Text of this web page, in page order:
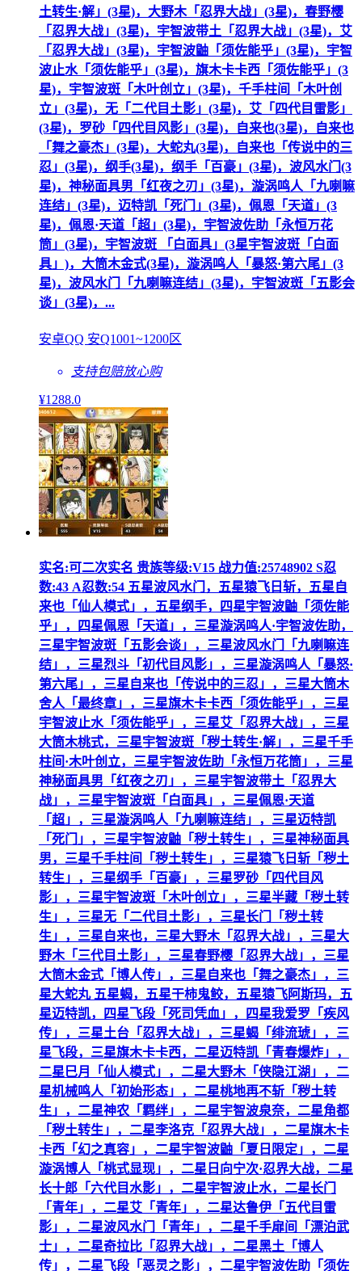
土转生·解」(3星)，大野木「忍界大战」(3星)，春野樱
「忍界大战」(3星)，宇智波带土「忍界大战」(3星)，艾
「忍界大战」(3星)，宇智波鼬「须佐能乎」(3星)，宇智
波止水「须佐能乎」(3星)，旗木卡卡西「须佐能乎」(3
星)，宇智波斑「木叶创立」(3星)，千手柱间「木叶创
立」(3星)，无「二代目土影」(3星)，艾「四代目雷影」
(3星)，罗砂「四代目风影」(3星)，自来也(3星)，自来也
「舞之豪杰」(3星)，大蛇丸(3星)，自来也「传说中的三
忍」(3星)，纲手(3星)，纲手「百豪」(3星)，波风水门(3
星)，神秘面具男「红夜之刃」(3星)，漩涡鸣人「九喇嘛
连结」(3星)，迈特凯「死门」(3星)，佩恩「天道」(3
星)，佩恩·天道「超」(3星)，宇智波佐助「永恒万花
筒」(3星)，宇智波斑 「白面具」(3星宇智波斑「白面
具」)，大筒木金式(3星)，漩涡鸣人「暴怒·第六尾」(3
星)，波风水门「九喇嘛连结」(3星)，宇智波斑「五影会
谈」(3星)，...
安卓QQ 安Q1001~1200区
支持包赔放心购
¥1288.0
实名:可二次实名 贵族等级:V15 战力值:25748902 S忍
数:43 A忍数:54 五星波风水门，五星猿飞日斩，五星自
来也「仙人模式」，五星纲手，四星宇智波鼬「须佐能
乎」，四星佩恩「天道」，三星漩涡鸣人·宇智波佐助，
三星宇智波斑「五影会谈」，三星波风水门「九喇嘛连
结」，三星烈斗「初代目风影」，三星漩涡鸣人「暴怒·
第六尾」，三星自来也「传说中的三忍」，三星大筒木
舍人「最终章」，三星旗木卡卡西「须佐能乎」，三星
宇智波止水「须佐能乎」，三星艾「忍界大战」，三星
大筒木桃式，三星宇智波斑「秽土转生·解」，三星千手
柱间·木叶创立，三星宇智波佐助「永恒万花筒」，三星
神秘面具男「红夜之刃」，三星宇智波带土「忍界大
战」，三星宇智波斑「白面具」，三星佩恩·天道
「超」，三星漩涡鸣人「九喇嘛连结」，三星迈特凯
「死门」，三星宇智波鼬「秽土转生」，三星神秘面具
男，三星千手柱间「秽土转生」，三星猿飞日斩「秽土
转生」，三星纲手「百豪」，三星罗砂「四代目风
影」，三星宇智波斑「木叶创立」，三星半藏「秽土转
生」，三星无「二代目土影」，三星长门「秽土转
生」，三星自来也，三星大野木「忍界大战」，三星大
野木「三代目土影」，三星春野樱「忍界大战」，三星
大筒木金式「博人传」，三星自来也「舞之豪杰」，三
星大蛇丸 五星蝎，五星干柿鬼鲛，五星猿飞阿斯玛，五
星迈特凯，四星飞段「死司凭血」，四星我爱罗「疾风
传」，三星土台「忍界大战」，三星蝎「绯流琥」，三
星飞段，三星旗木卡卡西，二星迈特凯「青春爆炸」，
二星巳月「仙人模式」，二星大野木「侠隐江湖」，二
星机械鸣人「初始形态」，二星桃地再不斩「秽土转
生」，二星神农「羁绊」，二星宇智波泉奈，二星角都
「秽土转生」，二星李洛克「忍界大战」，二星旗木卡
卡西「幻之真容」，二星宇智波鼬「夏日限定」，二星
漩涡博人「桃式显现」，二星日向宁次·忍界大战，二星
长十郎「六代目水影」，二星宇智波止水，二星长门
「青年」，二星艾「青年」，二星达鲁伊「五代目雷
影」，二星波风水门「青年」，二星千手扉间「漂泊武
士」，二星奇拉比「忍界大战」，二星黑土「博人
传」，二星飞段「恶灵之影」，二星宇智波佐助「须佐